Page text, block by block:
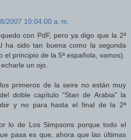
2007 10:04:00 a. m.
con PdF, pero ya digo que la 2ª
ha sido tan buena como la segunda
el principio de la 5ª española, vamos).
un ojo.
primeros de la seire no están muy
doble capítulo "Stan de Arabia" la
y no para hasta el final de la 2ª
lo de Los Simpsons porque todo el
pasa es que, ahora que las últimas